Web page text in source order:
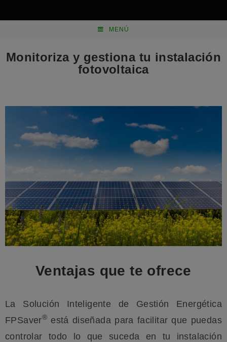
MENÚ
Monitoriza y gestiona tu instalación
fotovoltaica
Ventajas que te ofrece
La Solución Inteligente de Gestión Energética
FPSaver® está diseñada para facilitar que puedas
controlar todo lo que suceda en tu instalación